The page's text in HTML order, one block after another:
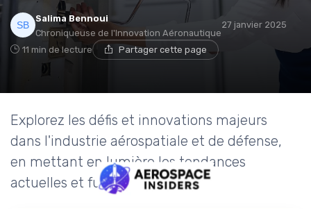
Salima Bennoui
Chroniqueuse de l'Innovation Aéronautique
27 janvier 2025
11 min de lecture Partager cette page
Explorez les défis et innovations majeurs
dans l'industrie aérospatiale et de défense,
en mettant en lumière les tendances
actuelles et futures.